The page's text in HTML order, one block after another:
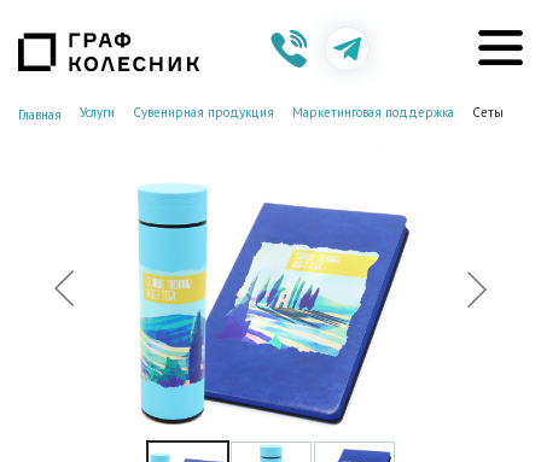
Главная Услуги Сувенирная продукция Маркетинговая поддержка Сеты